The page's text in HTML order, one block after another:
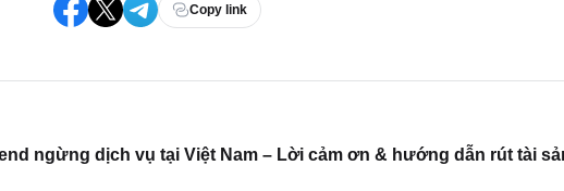
Copy link
ngừng dịch vụ tại Việt Nam – Lời cảm ơn & hướng dẫn rút tài